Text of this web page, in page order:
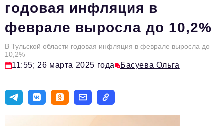
HR
Персона номера
Инфраструктура развития
Технологии и тренды
Импортозамещение
годовая инфляция в
феврале выросла до 10,2%
В Тульской области годовая инфляция в феврале выросла до
10,2%
11:55; 26 марта 2025 года Басуева Ольга